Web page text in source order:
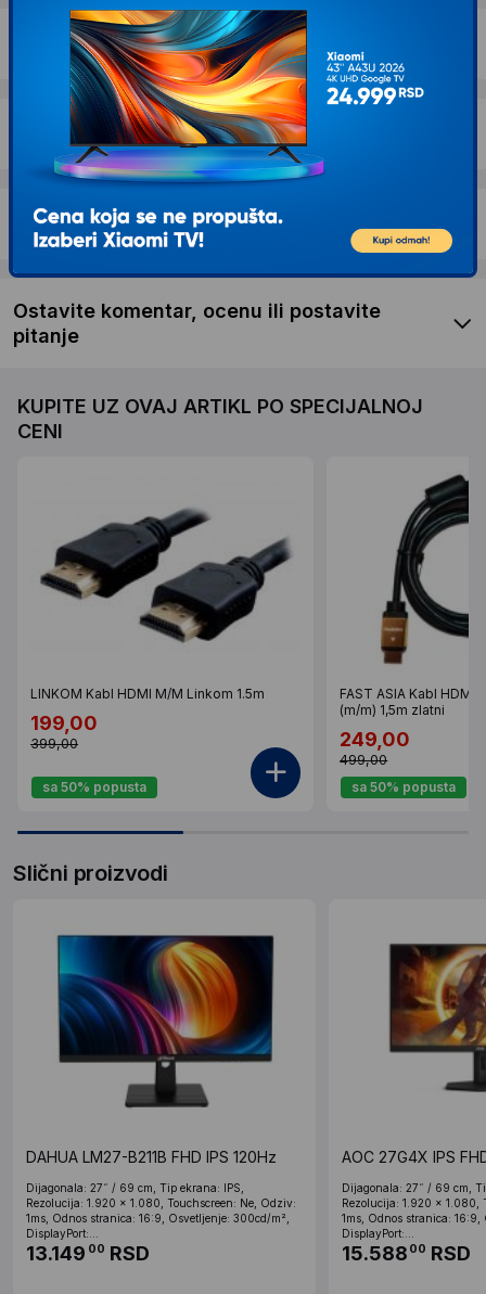
Dostava i povrat
Garancija
Recenzije kupaca
Ostavite komentar, ocenu ili postavite
pitanje
KUPITE UZ OVAJ ARTIKL PO SPECIJALNOJ
CENI
LINKOM Kabl HDMI M/M Linkom 1.5m
199,00
399,00
sa 50% popusta
FAST ASIA Kabl HDMI
(m/m) 1,5m zlatni
249,00
499,00
sa 50% popusta
Slični proizvodi
DAHUA LM27-B211B FHD IPS 120Hz
Dijagonala: 27˝ / 69 cm, Tip ekrana: IPS,
Rezolucija: 1.920 x 1.080, Touchscreen: Ne, Odziv:
1ms, Odnos stranica: 16:9, Osvetljenje: 300cd/m²,
DisplayPort:...
13.149 00 RSD
AOC 27G4X IPS
Dijagonala: 27˝ / 69 cm,
Rezolucija: 1.920 x 1.080,
1ms, Odnos stranica:
DisplayPort:...
15.588 00 RSD